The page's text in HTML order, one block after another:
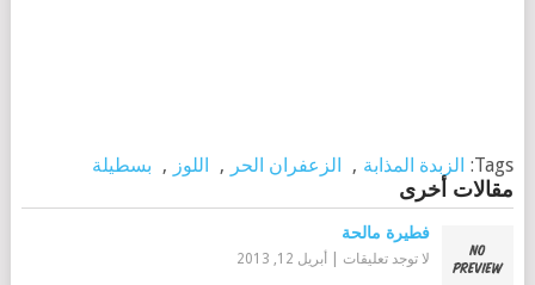
Tags: الزبدة المذابة , الزعفران الحر , اللوز , بسطيلة
مقالات أخرى
فطيرة مالحة
لا توجد تعليقات أبريل 12, 2013